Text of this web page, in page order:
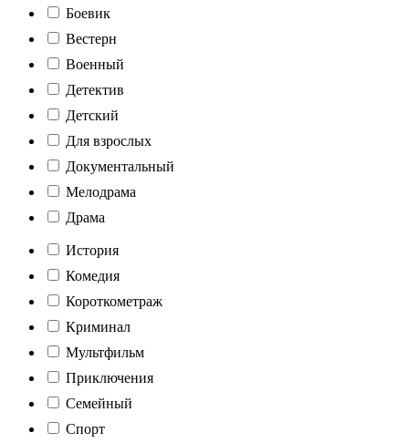
Боевик
Вестерн
Военный
Детектив
Детский
Для взрослых
Документальный
Мелодрама
Драма
История
Комедия
Короткометраж
Криминал
Мультфильм
Приключения
Семейный
Спорт